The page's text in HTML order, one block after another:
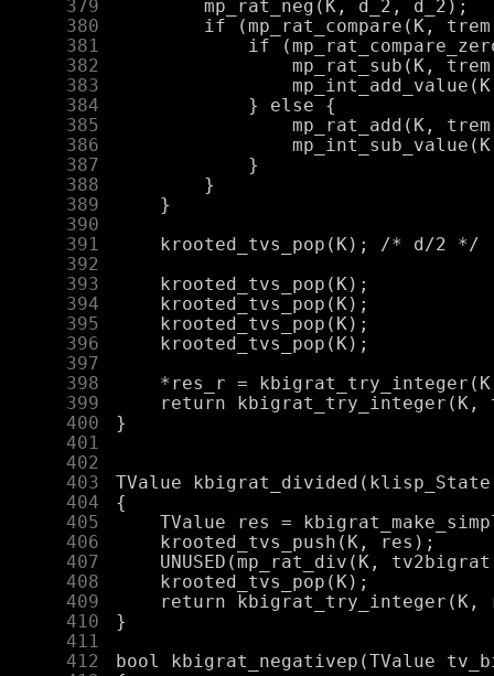
    379
    380
    381
    382
    383
    384
    385
    386
    387
    388
    389
    390
    391
    392
    393
    394
    395
    396
    397
    398
    399
    400
    401
    402
    403
    404
    405
    406
    407
    408
    409
    410
    411
    412